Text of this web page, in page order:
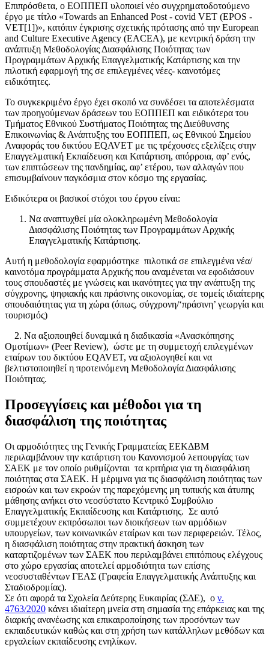
Επιπρόσθετα, ο ΕΟΠΠΕΠ υλοποιεί νέο συγχρηματοδοτούμενο
έργο με τίτλο «Towards an Enhanced Post - covid VET (EPOS -
VET[1])», κατόπιν έγκρισης σχετικής πρότασης από την European
and Culture Executive Agency (EACEA), με κεντρική δράση την
ανάπτυξη Μεθοδολογίας Διασφάλισης Ποιότητας των
Προγραμμάτων Αρχικής Επαγγελματικής Κατάρτισης και την
πιλοτική εφαρμογή της σε επιλεγμένες νέες- καινοτόμες
ειδικότητες.
Το συγκεκριμένο έργο έχει σκοπό να συνδέσει τα αποτελέσματα
των προηγούμενων δράσεων του ΕΟΠΠΕΠ και ειδικότερα του
Τμήματος Εθνικού Συστήματος Ποιότητας της Διεύθυνσης
Επικοινωνίας & Ανάπτυξης του ΕΟΠΠΕΠ, ως Εθνικού Σημείου
Αναφοράς του δικτύου EQAVET με τις τρέχουσες εξελίξεις στην
Επαγγελματική Εκπαίδευση και Κατάρτιση, απόρροια, αφ’ ενός,
των επιπτώσεων της πανδημίας, αφ’ ετέρου, των αλλαγών που
επισυμβαίνουν παγκόσμια στον κόσμο της εργασίας.
Ειδικότερα οι βασικοί στόχοι του έργου είναι:
Να αναπτυχθεί μία ολοκληρωμένη Μεθοδολογία
Διασφάλισης Ποιότητας των Προγραμμάτων Αρχικής
Επαγγελματικής Κατάρτισης.
Αυτή η μεθοδολογία εφαρμόστηκε πιλοτικά σε επιλεγμένα νέα/
καινοτόμα προγράμματα Αρχικής που αναμένεται να εφοδιάσουν
τους σπουδαστές με γνώσεις και ικανότητες για την ανάπτυξη της
σύγχρονης, ψηφιακής και πράσινης οικονομίας, σε τομείς ιδιαίτερης
σπουδαιότητας για τη χώρα (όπως, σύγχρονη/‘πράσινη’ γεωργία και
τουρισμός)
2. Να αξιοποιηθεί δυναμικά η διαδικασία «Ανασκόπησης
Ομοτίμων» (Peer Review), ώστε με τη συμμετοχή επιλεγμένων
εταίρων του δικτύου EQAVET, να αξιολογηθεί και να
βελτιστοποιηθεί η προτεινόμενη Μεθοδολογία Διασφάλισης
Ποιότητας.
Προσεγγίσεις και μέθοδοι για τη
διασφάλιση της ποιότητας
Οι αρμοδιότητες της Γενικής Γραμματείας ΕΕΚΔΒΜ
περιλαμβάνουν την κατάρτιση του Κανονισμού λειτουργίας των
ΣΑΕΚ με τον οποίο ρυθμίζονται τα κριτήρια για τη διασφάλιση
ποιότητας στα ΣΑΕΚ. Η μέριμνα για τις διασφάλιση ποιότητας των
εισροών και των εκροών της παρεχόμενης μη τυπικής και άτυπης
μάθησης ανήκει στο νεοσύστατο Κεντρικό Συμβούλιο
Επαγγελματικής Εκπαίδευσης και Κατάρτισης. Σε αυτό
συμμετέχουν εκπρόσωποι των διοικήσεων των αρμόδιων
υπουργείων, των κοινωνικών εταίρων και των περιφερειών. Τέλος,
η διασφάλιση ποιότητας στην πρακτική άσκηση των
καταρτιζομένων των ΣΑΕΚ που περιλαμβάνει επιτόπιους ελέγχους
στο χώρο εργασίας αποτελεί αρμοδιότητα των επίσης
νεοσυσταθέντων ΓΕΑΣ (Γραφεία Επαγγελματικής Ανάπτυξης και
Σταδιοδρομίας).
Σε ότι αφορά τα Σχολεία Δεύτερης Ευκαιρίας (ΣΔΕ), ο ν.
4763/2020 κάνει ιδιαίτερη μνεία στη σημασία της επάρκειας και της
διαρκής ανανέωσης και επικαιροποίησης των προσόντων των
εκπαιδευτικών καθώς και στη χρήση των κατάλληλων μεθόδων και
εργαλείων εκπαίδευσης ενηλίκων.